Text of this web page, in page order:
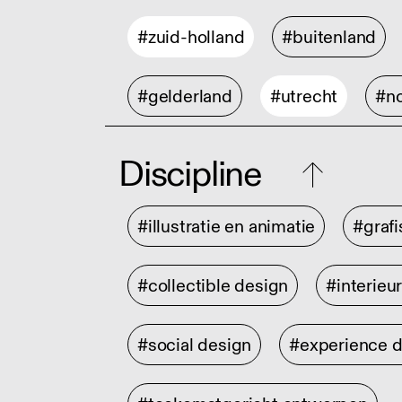
#zuid-holland #buitenland
#gelderland #utrecht
Discipline
#illustratie en animatie
#collectible design
#social design #experience